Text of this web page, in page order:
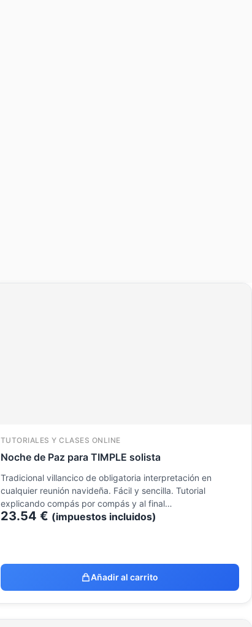
TUTORIALES Y CLASES ONLINE
Noche de Paz para TIMPLE solista
Tradicional villancico de obligatoria interpretación en
cualquier reunión navideña. Fácil y sencilla. Tutorial
explicando compás por compás y al final…
23.54 € (impuestos incluidos)
Añadir al carrito